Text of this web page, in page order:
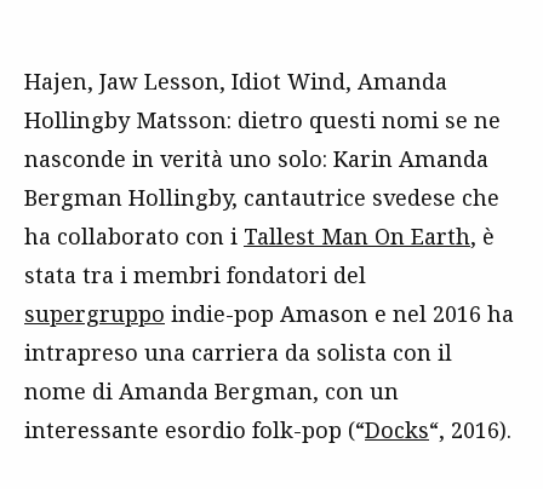
Hajen, Jaw Lesson, Idiot Wind, Amanda
Hollingby Matsson: dietro questi nomi se ne
nasconde in verità uno solo: Karin Amanda
Bergman Hollingby, cantautrice svedese che
ha collaborato con i Tallest Man On Earth, è
stata tra i membri fondatori del
supergruppo indie-pop Amason e nel 2016 ha
intrapreso una carriera da solista con il
nome di Amanda Bergman, con un
interessante esordio folk-pop (“Docks“, 2016).